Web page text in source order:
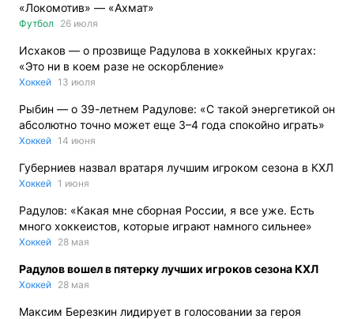
«Локомотив» — «Ахмат»
Футбол 26 июля
Исхаков — о прозвище Радулова в хоккейных кругах:
«Это ни в коем разе не оскорбление»
Хоккей 13 июля
Рыбин — о 39-летнем Радулове: «С такой энергетикой он
абсолютно точно может еще 3–4 года спокойно играть»
Хоккей 14 июня
Губерниев назвал вратаря лучшим игроком сезона в КХЛ
Хоккей 1 июня
Радулов: «Какая мне сборная России, я все уже. Есть
много хоккеистов, которые играют намного сильнее»
Хоккей 28 мая
Радулов вошел в пятерку лучших игроков сезона КХЛ
Хоккей 28 мая
Максим Березкин лидирует в голосовании за героя